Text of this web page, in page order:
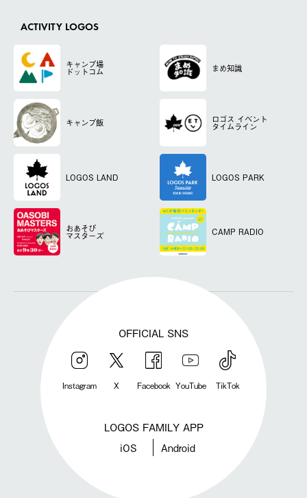
ACTIVITY LOGOS
キャンプ場
ドットコム まめ知識
キャンプ飯 ロゴス イベント
タイムライン
LOGOS LAND LOGOS PARK
おあそび
マスターズ CAMP RADIO
OFFICIAL SNS
Instagram X Facebook YouTube TikTok
LOGOS FAMILY APP
iOS Android